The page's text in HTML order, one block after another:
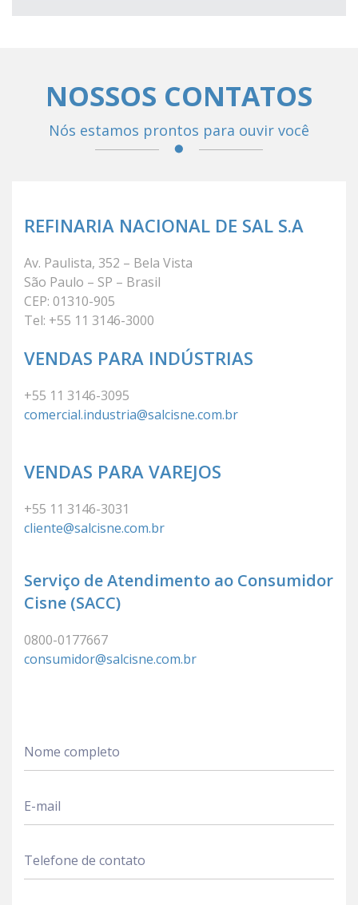
NOSSOS CONTATOS
Nós estamos prontos para ouvir você
REFINARIA NACIONAL DE SAL S.A
Av. Paulista, 352 – Bela Vista
São Paulo – SP – Brasil
CEP: 01310-905
Tel: +55 11 3146-3000
VENDAS PARA INDÚSTRIAS
+55 11 3146-3095
comercial.industria@salcisne.com.br
VENDAS PARA VAREJOS
+55 11 3146-3031
cliente@salcisne.com.br
Serviço de Atendimento ao Consumidor
Cisne (SACC)
0800-0177667
consumidor@salcisne.com.br